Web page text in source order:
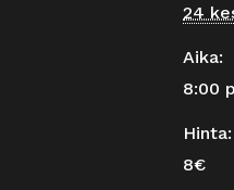
24
Aika:
8:00
Hinta:
8€